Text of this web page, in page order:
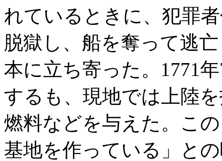
れているときに、犯罪
脱獄し、船を奪って逃
本に立ち寄った。1771
するも、現地では上陸
燃料などを与えた。こ
基地を作っている」と